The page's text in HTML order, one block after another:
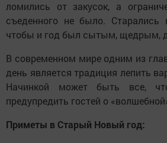
ломились от закусок, а
съеденного не было. Старались
чтобы и год был сытым, щедрым,
В современном мире одним из
день является традиция лепить
Начинкой может быть все,
предупредить гостей о
Приметы в Старый Новый год: